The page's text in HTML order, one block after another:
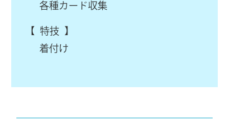
各種カード収集
【 特技 】
着付け